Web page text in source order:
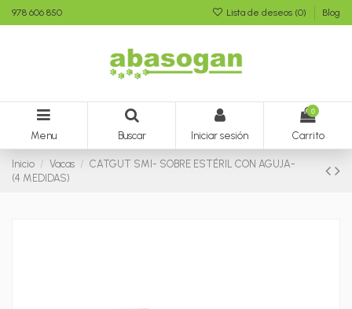
978 606 850 Lista de deseos (0) Blog
Menu Buscar Iniciar sesión
0
Carrito
Inicio Vacas
CATGUT SMI- SOBRE ESTÉRIL CON AGUJA-
(4 MEDIDAS)